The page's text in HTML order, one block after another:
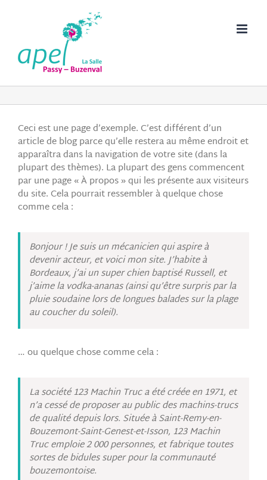
Ceci est une page d’exemple. C’est différent d’un
article de blog parce qu’elle restera au même endroit et
apparaîtra dans la navigation de votre site (dans la
plupart des thèmes). La plupart des gens commencent
par une page « À propos » qui les présente aux visiteurs
du site. Cela pourrait ressembler à quelque chose
comme cela :
Bonjour ! Je suis un mécanicien qui aspire à
devenir acteur, et voici mon site. J’habite à
Bordeaux, j’ai un super chien baptisé Russell, et
j’aime la vodka-ananas (ainsi qu’être surpris par la
pluie soudaine lors de longues balades sur la plage
au coucher du soleil).
… ou quelque chose comme cela :
La société 123 Machin Truc a été créée en 1971, et
n’a cessé de proposer au public des machins-trucs
de qualité depuis lors. Située à Saint-Remy-en-
Bouzemont-Saint-Genest-et-Isson, 123 Machin
Truc emploie 2 000 personnes, et fabrique toutes
sortes de bidules super pour la communauté
bouzemontoise.